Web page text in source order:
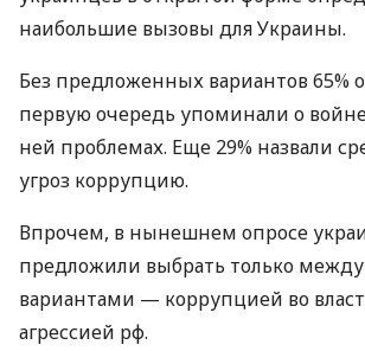
наибольшие вызовы для Украины.
Без предложенных вариантов 65%
первую очередь упоминали о
ней проблемах. Еще 29% назвали
угроз коррупцию.
Впрочем, в нынешнем опросе
предложили выбрать только
вариантами — коррупцией во
агрессией рф.